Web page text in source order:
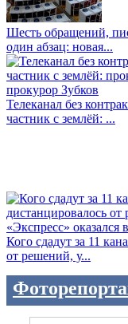
Шесть обращений,
один абзац: новая...
Телеканал без
частник с землёй: ...
Кого сдадут за 11
от решений, у...